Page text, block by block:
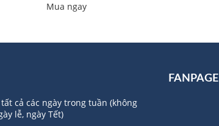
Mua ngay
cả các ngày trong tuần (không
lễ, ngày Tết)
FANPAGE